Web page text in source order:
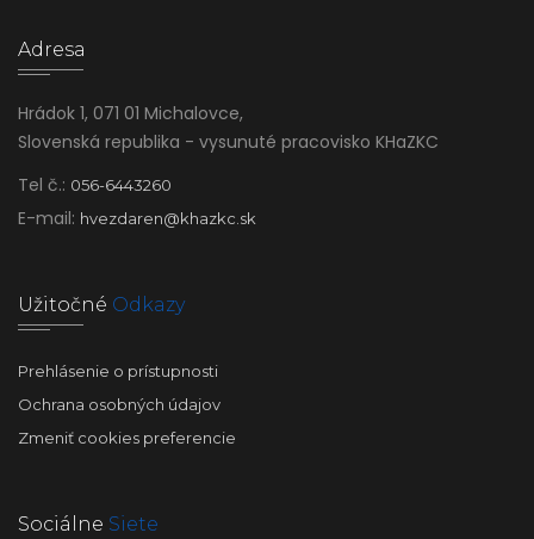
Adresa
Hrádok 1, 071 01 Michalovce,
Slovenská republika - vysunuté pracovisko KHaZKC
Tel č.: 056-6443260
E-mail: hvezdaren@khazkc.sk
Užitočné Odkazy
Prehlásenie o prístupnosti
Ochrana osobných údajov
Zmeniť cookies preferencie
Sociálne Siete